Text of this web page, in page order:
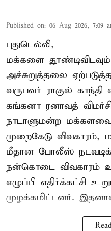
Published on: 06 Aug 2026, 7:09
புதுடெல்லி,
மக்களை தூண்டிவிடவும்,
அச்சுறுத்தலை
வருபவர் ராகுல்
கங்கனா ரனாவத்
நாடாளுமன்ற
முறைகேடு
மீதான போலீஸ்
நன்கொடை விவகாரம்
எழுப்பி எதிர்க்கட்சி
முழக்கமிட்டனர்.